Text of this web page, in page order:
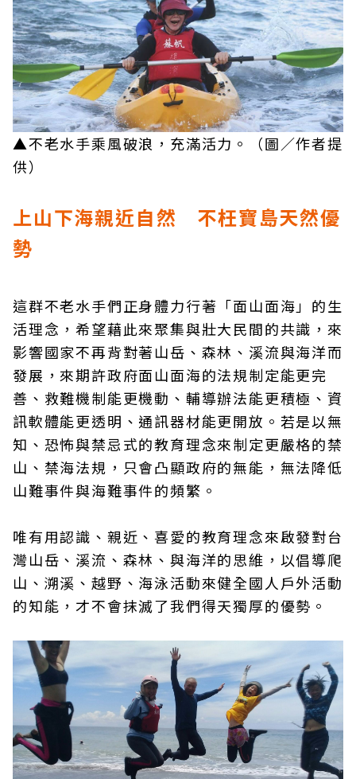
▲不老水手乘風破浪，充滿活力。（圖／作者提
供）
上山下海親近自然 不枉寶島天然優
勢
這群不老水手們正身體力行著「面山面海」的生
活理念，希望藉此來聚集與壯大民間的共識，來
影響國家不再背對著山岳、森林、溪流與海洋而
發展，來期許政府面山面海的法規制定能更完
善、救難機制能更機動、輔導辦法能更積極、資
訊軟體能更透明、通訊器材能更開放。若是以無
知、恐怖與禁忌式的教育理念來制定更嚴格的禁
山、禁海法規，只會凸顯政府的無能，無法降低
山難事件與海難事件的頻繁。
唯有用認識、親近、喜愛的教育理念來啟發對台
灣山岳、溪流、森林、與海洋的思維，以倡導爬
山、溯溪、越野、海泳活動來健全國人戶外活動
的知能，才不會抹滅了我們得天獨厚的優勢。